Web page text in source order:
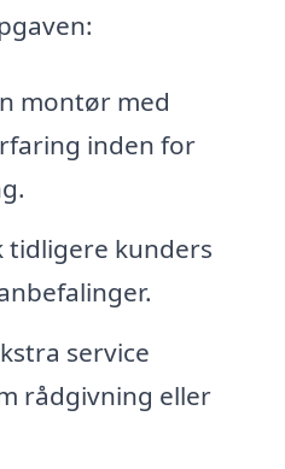
montør med
inden for
tidligere kunders
service
rådgivning eller